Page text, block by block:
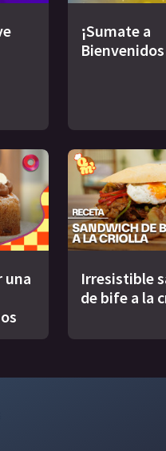
¡Sumate a
una
Irresistible
de bife a la